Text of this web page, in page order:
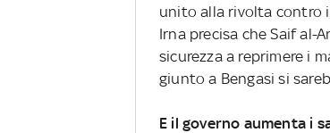
unito alla rivolta contro
Irna precisa che Saif al-
sicurezza a reprimere i
giunto a Bengasi si
E il governo aumenta i